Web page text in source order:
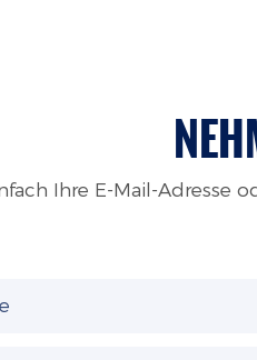
Ihre E-Mail-